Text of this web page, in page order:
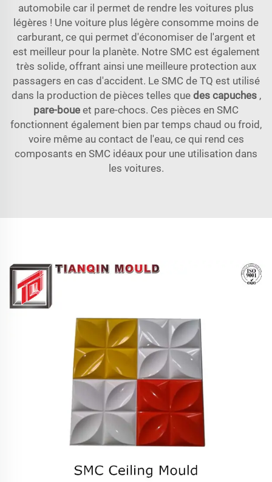
automobile car il permet de rendre les voitures plus
légères ! Une voiture plus légère consomme moins de
carburant, ce qui permet d'économiser de l'argent et
est meilleur pour la planète. Notre SMC est également
très solide, offrant ainsi une meilleure protection aux
passagers en cas d'accident. Le SMC de TQ est utilisé
dans la production de pièces telles que des capuches ,
pare-boue et pare-chocs. Ces pièces en SMC
fonctionnent également bien par temps chaud ou froid,
voire même au contact de l'eau, ce qui rend ces
composants en SMC idéaux pour une utilisation dans
les voitures.